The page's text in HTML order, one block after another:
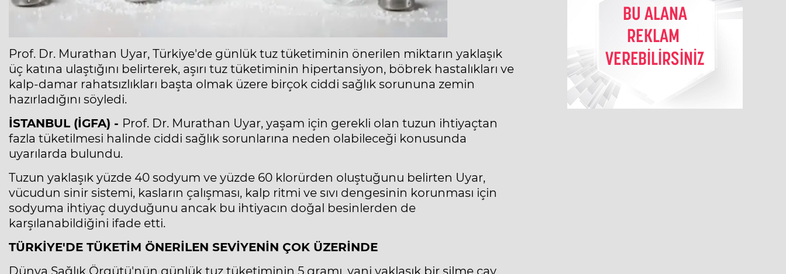
Prof. Dr. Murathan Uyar, Türkiye'de günlük tuz tüketiminin önerilen miktarın yaklaşık
üç katına ulaştığını belirterek, aşırı tuz tüketiminin hipertansiyon, böbrek hastalıkları ve
kalp-damar rahatsızlıkları başta olmak üzere birçok ciddi sağlık sorununa zemin
hazırladığını söyledi.
İSTANBUL (İGFA) - Prof. Dr. Murathan Uyar, yaşam için gerekli olan tuzun ihtiyaçtan
fazla tüketilmesi halinde ciddi sağlık sorunlarına neden olabileceği konusunda
uyarılarda bulundu.
Tuzun yaklaşık yüzde 40 sodyum ve yüzde 60 klorürden oluştuğunu belirten Uyar,
vücudun sinir sistemi, kasların çalışması, kalp ritmi ve sıvı dengesinin korunması için
sodyuma ihtiyaç duyduğunu ancak bu ihtiyacın doğal besinlerden de
karşılanabildiğini ifade etti.
TÜRKİYE'DE TÜKETİM ÖNERİLEN SEVİYENİN ÇOK ÜZERİNDE
Dünya Sağlık Örgütü'nün günlük tuz tüketiminin 5 gramı, yani yaklaşık bir silme çay